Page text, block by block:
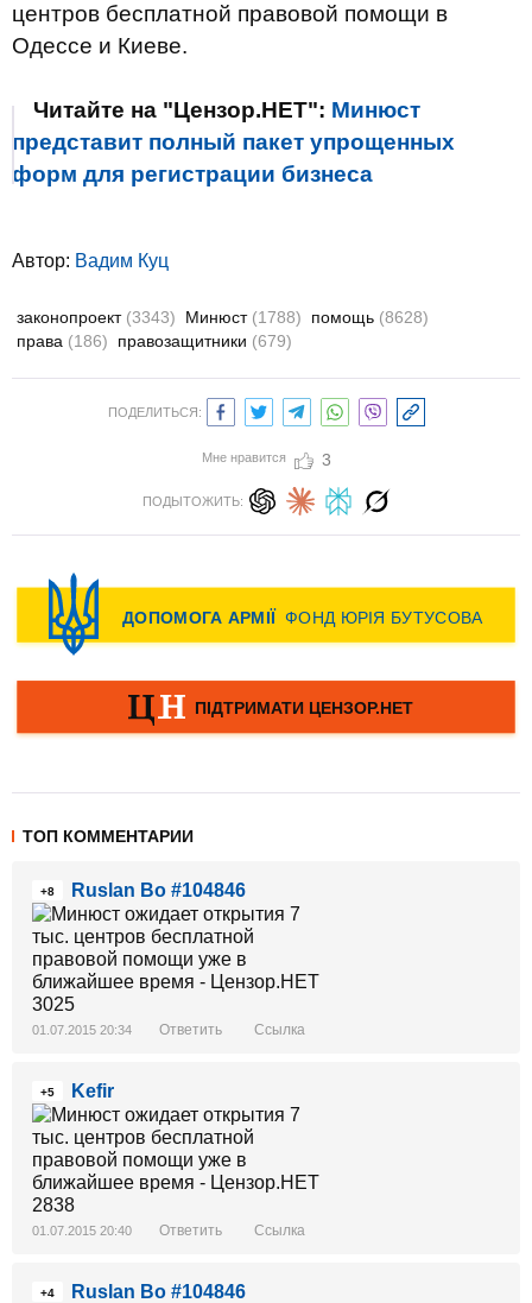
центров бесплатной правовой помощи в
Одессе и Киеве.
Читайте на "Цензор.НЕТ": Минюст
представит полный пакет упрощенных
форм для регистрации бизнеса
Автор: Вадим Куц
законопроект (3343) Минюст (1788) помощь (8628)
права (186) правозащитники (679)
ПОДЕЛИТЬСЯ:
Мне нравится 3
ПОДЫТОЖИТЬ:
ТОП КОММЕНТАРИИ
+8 Ruslan Bo #104846
01.07.2015 20:34 Ответить Ссылка
+5 Kefir
01.07.2015 20:40 Ответить Ссылка
+4 Ruslan Bo #104846